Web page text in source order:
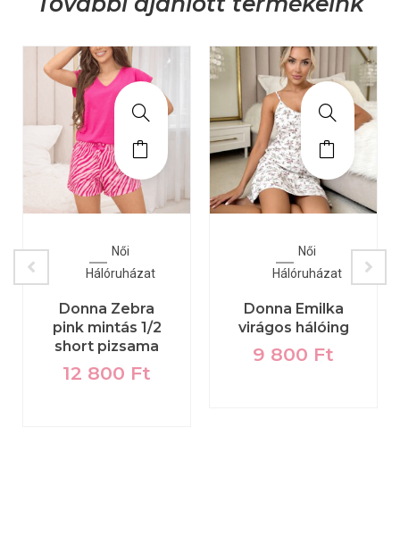
Női
Hálóruházat
Donna Zebra
pink mintás 1/2
short pizsama
12 800 Ft
Női
Hálóruházat
Donna Emilka
virágos hálóing
9 800 Ft